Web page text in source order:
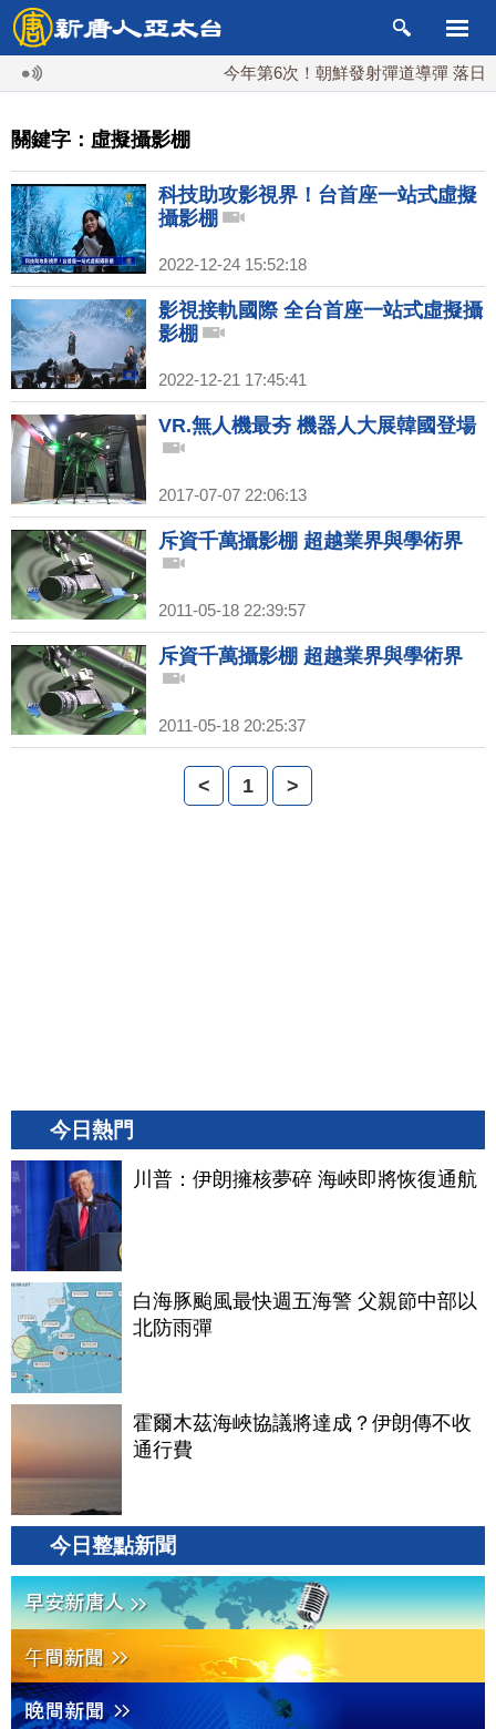
今年第6次！朝鮮發射彈道導彈 落日本
關鍵字：虛擬攝影棚
科技助攻影視界！台首座一站式虛擬
攝影棚
2022-12-24 15:52:18
影視接軌國際 全台首座一站式虛擬攝
影棚
2022-12-21 17:45:41
VR.無人機最夯 機器人大展韓國登場
2017-07-07 22:06:13
斥資千萬攝影棚 超越業界與學術界
2011-05-18 22:39:57
斥資千萬攝影棚 超越業界與學術界
2011-05-18 20:25:37
< 1 >
今日熱門
川普：伊朗擁核夢碎 海峽即將恢復通航
白海豚颱風最快週五海警 父親節中部以
北防雨彈
霍爾木茲海峽協議將達成？伊朗傳不收
通行費
今日整點新聞